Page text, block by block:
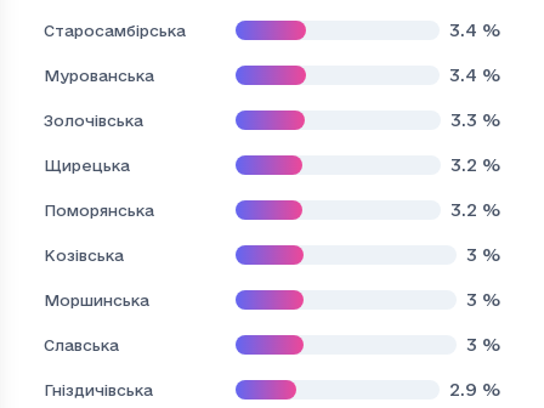
Старосамбірська 3.4 %
Мурованська 3.4 %
Золочівська 3.3 %
Щирецька 3.2 %
Поморянська 3.2 %
Козівська 3 %
Моршинська 3 %
Славська 3 %
Гніздичівська 2.9 %